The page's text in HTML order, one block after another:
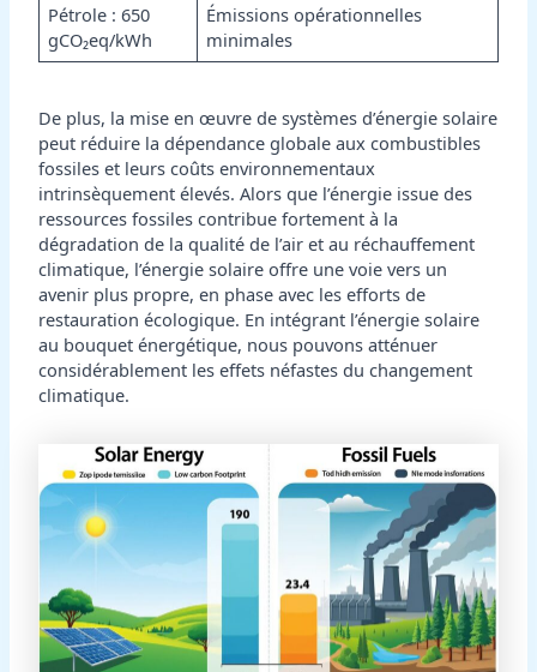
Pétrole : 650
gCO₂eq/kWh
Émissions opérationnelles
minimales
De plus, la mise en œuvre de systèmes d’énergie solaire
peut réduire la dépendance globale aux combustibles
fossiles et leurs coûts environnementaux
intrinsèquement élevés. Alors que l’énergie issue des
ressources fossiles contribue fortement à la
dégradation de la qualité de l’air et au réchauffement
climatique, l’énergie solaire offre une voie vers un
avenir plus propre, en phase avec les efforts de
restauration écologique. En intégrant l’énergie solaire
au bouquet énergétique, nous pouvons atténuer
considérablement les effets néfastes du changement
climatique.